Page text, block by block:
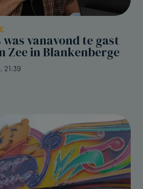
was vanavond te gast
Zee in Blankenberge
21:39